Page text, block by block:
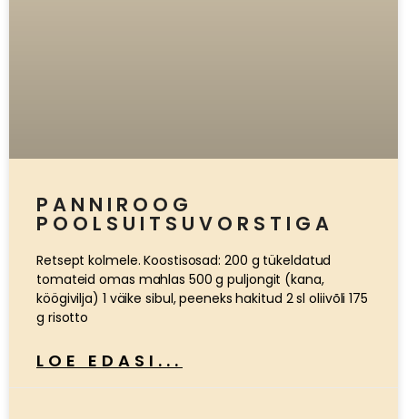
PANNIROOG
POOLSUITSUVORSTIGA
Retsept kolmele. Koostisosad: 200 g tükeldatud
tomateid omas mahlas 500 g puljongit (kana,
köögivilja) 1 väike sibul, peeneks hakitud 2 sl oliivõli 175
g risotto
LOE EDASI...